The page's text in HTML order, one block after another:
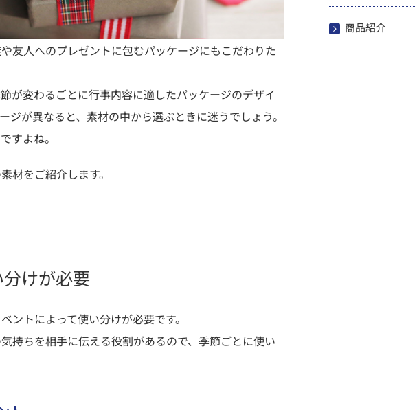
友人へのプレゼントに包むパッケージにもこだわりた
が変わるごとに行事内容に適したパッケージのデザイ
が異なると、素材の中から選ぶときに迷うでしょう。
すよね。
材をご紹介します。
けが必要
ントによって使い分けが必要です。
持ちを相手に伝える役割があるので、季節ごとに使い
商品紹介